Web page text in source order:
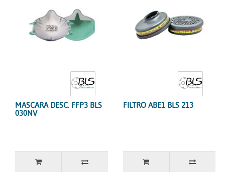
MASCARA DESC. FFP3 BLS
030NV
FILTRO ABE1 BLS 213